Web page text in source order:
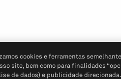
cookies e ferramentas
site, bem como para finalidades
de dados) e publicidade